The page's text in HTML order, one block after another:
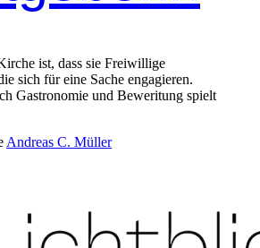
ist, dass sie Frei­willige
sich für eine Sache engagieren.
Gas­tronomie und Bewer­itung spielt
Andreas C. Müller